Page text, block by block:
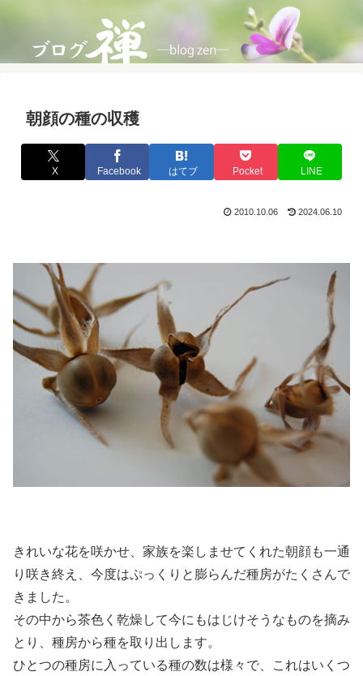
朝顔の種の収穫
X Facebook はてブ Pocket LINE
2010.10.06 2024.06.10
きれいな花を咲かせ、家族を楽しませてくれた朝顔も一通
り咲き終え、今度はぷっくりと膨らんだ種房がたくさんで
きました。
その中から茶色く乾燥して今にもはじけそうなものを摘み
とり、種房から種を取り出します。
ひとつの種房に入っている種の数は様々で、これはいくつ